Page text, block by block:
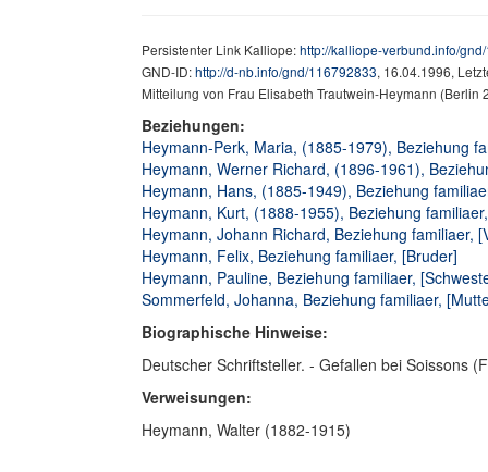
Persistenter Link Kalliope:http://kalliope-verbund.info/
GND-ID:http://d-nb.info/gnd/116792833, 16.04.1996,
Mitteilung von Frau Elisabeth Trautwein-Heymann
Beziehungen:
Heymann-Perk, Maria, (1885-1979), Beziehung
Heymann, Werner Richard, (1896-1961),
Heymann, Hans, (1885-1949), Beziehung
Heymann, Kurt, (1888-1955), Beziehung
Heymann, Johann Richard, Beziehung familiaer,
Heymann, Felix, Beziehung familiaer, [Bruder]
Heymann, Pauline, Beziehung familiaer,
Sommerfeld, Johanna, Beziehung familiaer,
Biographische Hinweise:
Deutscher Schriftsteller. - Gefallen bei Soissons
Verweisungen:
Heymann, Walter (1882-1915)